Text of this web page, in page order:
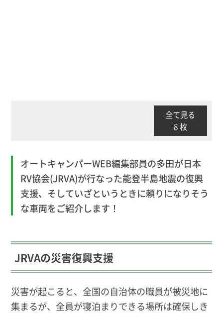
全て見る
8 枚
オートキャンパーWEB編集部員の多田が日本
RV協会(JRVA)が行なった能登半島地震の復興
支援、そしていざというときに頼りになりそう
な車両をご紹介します！
JRVAの災害復興支援
災害が起こると、全国の自治体の職員が被災地に
集まるが、全員が寝泊まりできる場所は確保しき